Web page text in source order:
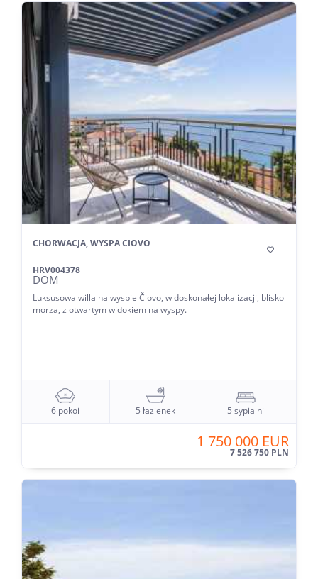
CHORWACJA, WYSPA CIOVO
HRV004378
DOM

Luksusowa willa na wyspie Čiovo, w doskonałej lokalizacji, blisko
morza, z otwartym widokiem na wyspy.
6 pokoi 5 łazienek 5 sypialni
1 750 000 EUR
7 526 750 PLN